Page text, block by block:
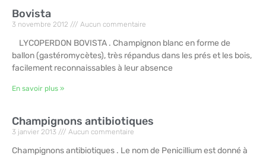
Bovista
3 novembre 2012 Aucun commentaire
LYCOPERDON BOVISTA . Champignon blanc en forme de
ballon (gastéromycètes), très répandus dans les prés et les bois,
facilement reconnaissables à leur absence
En savoir plus »
Champignons antibiotiques
3 janvier 2013 Aucun commentaire
Champignons antibiotiques . Le nom de Penicillium est donné à